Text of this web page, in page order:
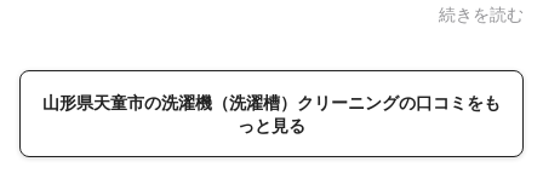
解清掃をする会社であり、故障修理は所掌外であることを最初に
方で難儀して、私がアドバイスしました。 以上をご参考の上、ご
発展を期待します。
続きを読む
山形県天童市の洗濯機（洗濯槽）クリーニングの口コミをも
っと見る